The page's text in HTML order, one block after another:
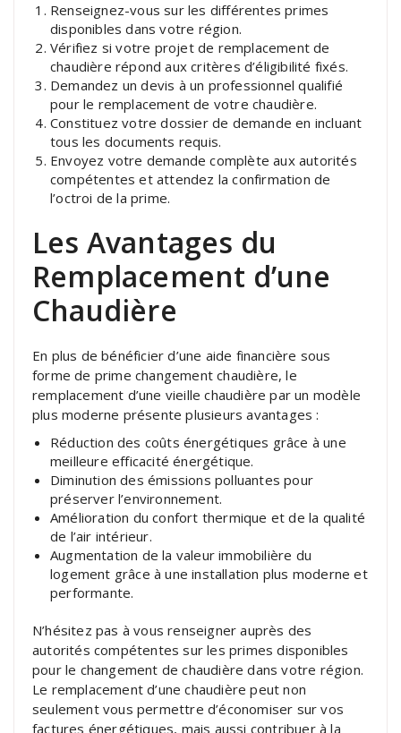
Renseignez-vous sur les différentes primes
disponibles dans votre région.
Vérifiez si votre projet de remplacement de
chaudière répond aux critères d’éligibilité fixés.
Demandez un devis à un professionnel qualifié
pour le remplacement de votre chaudière.
Constituez votre dossier de demande en incluant
tous les documents requis.
Envoyez votre demande complète aux autorités
compétentes et attendez la confirmation de
l’octroi de la prime.
Les Avantages du
Remplacement d’une
Chaudière
En plus de bénéficier d’une aide financière sous
forme de prime changement chaudière, le
remplacement d’une vieille chaudière par un modèle
plus moderne présente plusieurs avantages :
Réduction des coûts énergétiques grâce à une
meilleure efficacité énergétique.
Diminution des émissions polluantes pour
préserver l’environnement.
Amélioration du confort thermique et de la qualité
de l’air intérieur.
Augmentation de la valeur immobilière du
logement grâce à une installation plus moderne et
performante.
N’hésitez pas à vous renseigner auprès des
autorités compétentes sur les primes disponibles
pour le changement de chaudière dans votre région.
Le remplacement d’une chaudière peut non
seulement vous permettre d’économiser sur vos
factures énergétiques, mais aussi contribuer à la